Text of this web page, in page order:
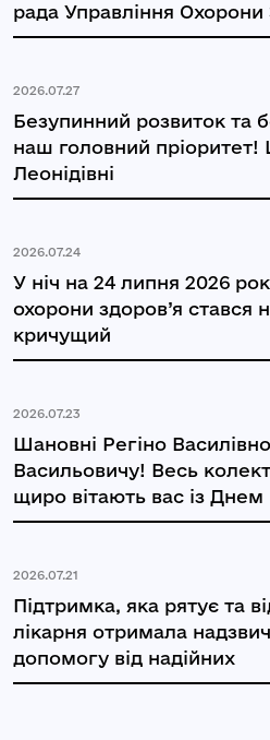
рада Управління Охорони
2026.07.27
Безупинний розвиток та
наш головний пріоритет!
Леонідівні
2026.07.24
У ніч на 24 липня 2026
охорони здоров’я стався
кричущий
2026.07.23
Шановні Регіно
Васильовичу! Весь
щиро вітають вас із Днем
2026.07.21
Підтримка, яка рятує та
лікарня отримала
допомогу від надійних